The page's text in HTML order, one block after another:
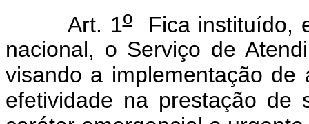
Art. 1oFica instituído,
nacional, o Serviço de
visando a implementação
efetividade na prestação de